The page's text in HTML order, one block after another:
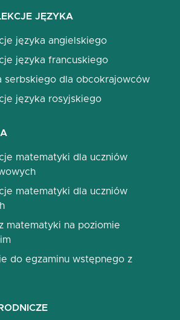
JĘZYKA
języka angielskiego
języka francuskiego
serbskiego dla obcokrajowców
języka rosyjskiego
matematyki dla uczniów
matematyki dla uczniów
matematyki na poziomie
do egzaminu wstępnego z